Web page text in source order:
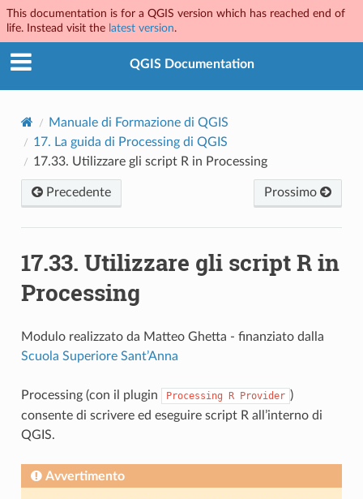
This documentation is for a QGIS version which has reached end of
life. Instead visit the latest version.
QGIS Documentation
Manuale di Formazione di QGIS
17. La guida di Processing di QGIS
17.33. Utilizzare gli script R in Processing
Precedente Prossimo
17.33. Utilizzare gli script R in
Processing
Modulo realizzato da Matteo Ghetta - finanziato dalla
Scuola Superiore Sant’Anna
Processing (con il plugin Processing R Provider )
consente di scrivere ed eseguire script R all’interno di
QGIS.
Avvertimento